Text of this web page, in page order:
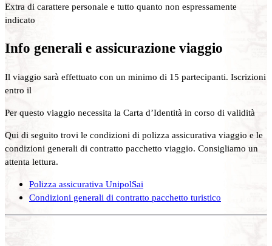
Extra di carattere personale e tutto quanto non espressamente
indicato
Info generali e assicurazione viaggio
Il viaggio sarà effettuato con un minimo di 15 partecipanti. Iscrizioni
entro il
Per questo viaggio necessita la Carta d’Identità in corso di validità
Qui di seguito trovi le condizioni di polizza assicurativa viaggio e le
condizioni generali di contratto pacchetto viaggio. Consigliamo un
attenta lettura.
Polizza assicurativa UnipolSai
Condizioni generali di contratto pacchetto turistico